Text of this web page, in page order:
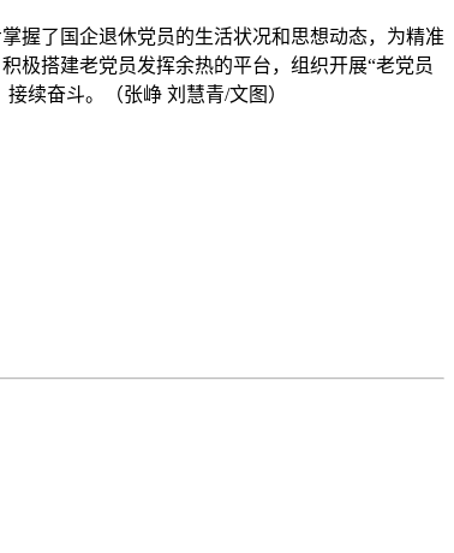
握了国企退休党员的生活状况和思想动态，为精准
极搭建老党员发挥余热的平台，组织开展“老党员
续奋斗。（张峥 刘慧青/文图）